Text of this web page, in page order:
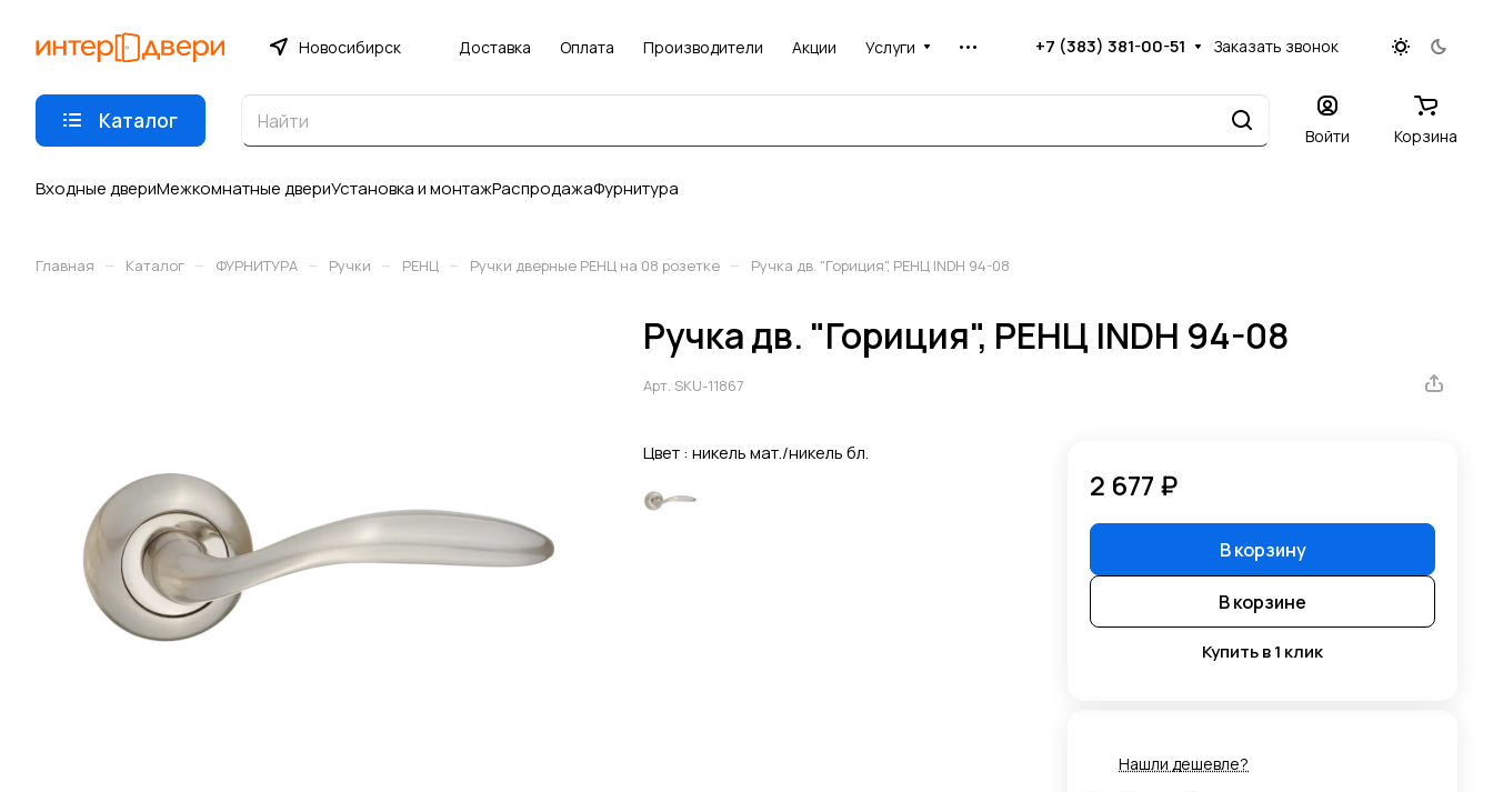
Новосибирск Доставка Оплата Производители Акции Услуги +7 (383) 381-00-51 Заказать звонок
Каталог
Войти Корзина
Входные двериМежкомнатные двериУстановка и монтажРаспродажаФурнитура
Главная – Каталог – ФУРНИТУРА – Ручки – РЕНЦ – Ручки дверные РЕНЦ на 08 розетке – Ручка дв. "Гориция", РЕНЦ INDH 94-08
Ручка дв. "Гориция", РЕНЦ INDH 94-08
Арт. SKU-11867
Цвет : никель мат./никель бл.
2 677 ₽
В корзину
В корзине
Купить в 1 клик
Нашли дешевле?